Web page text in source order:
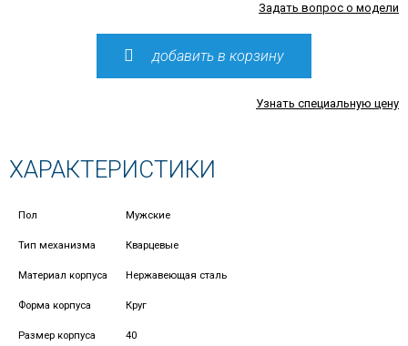
Задать вопрос о модели
добавить в корзину
Узнать специальную цену
ХАРАКТЕРИСТИКИ
Пол Мужские
Тип механизма Кварцевые
Материал корпуса Нержавеющая сталь
Форма корпуса Круг
Размер корпуса 40